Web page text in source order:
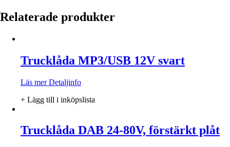
Relaterade produkter
Trucklåda MP3/USB 12V svart
Läs merDetaljinfo
+ Lägg till i inköpslista
Trucklåda DAB 24-80V, förstärkt plåt